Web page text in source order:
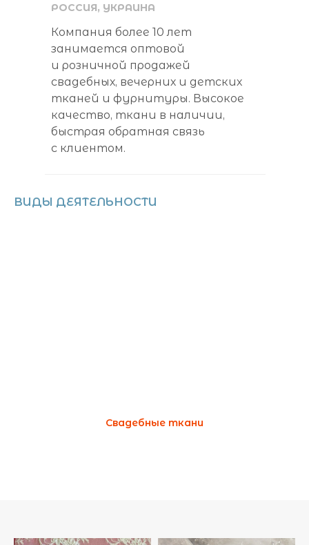
Компания более 10 лет
занимается оптовой
и розничной продажей
свадебных, вечерних и детских
тканей и фурнитуры. Высокое
качество, ткани в наличии,
быстрая обратная связь
с клиентом.
РОССИЯ, УКРАИНА
ВИДЫ ДЕЯТЕЛЬНОСТИ
Свадебные ткани